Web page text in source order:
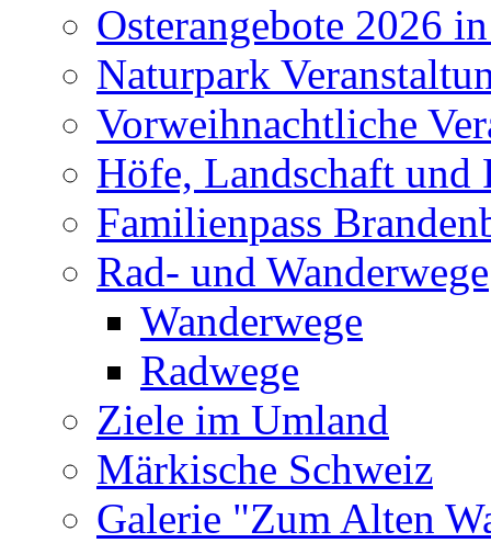
Osterangebote 2026
Naturpark
Vorweihnachtliche
Höfe, Landschaft und
Familienpass
Rad- und Wanderwege
Wanderwege
Radwege
Ziele im Umland
Märkische Schweiz
Galerie "Zum Alten